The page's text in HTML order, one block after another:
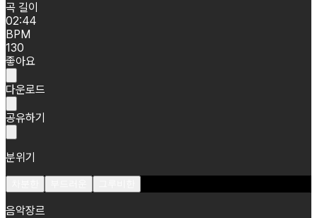
곡 길이
02:44
BPM
130
좋아요
다운로드
공유하기
분위기
음악장르